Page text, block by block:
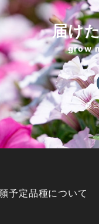
届け
grow
後
予定品種について